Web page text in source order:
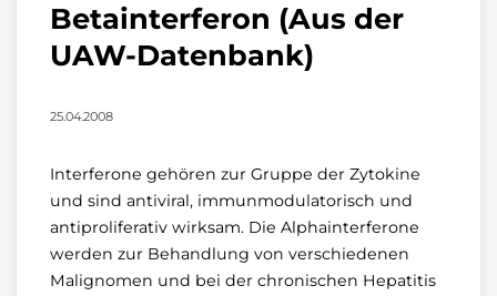
Betainterferon (Aus der
UAW-Datenbank)
25.04.2008
Interferone gehören zur Gruppe der Zytokine
und sind antiviral, immunmodulatorisch und
antiproliferativ wirksam. Die Alphainterferone
werden zur Behandlung von verschiedenen
Malignomen und bei der chronischen Hepatitis